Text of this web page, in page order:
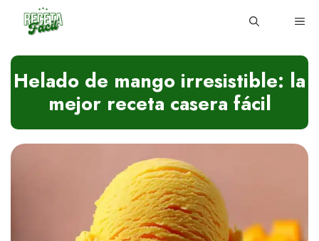
Helado de mango irresistible: la
mejor receta casera fácil